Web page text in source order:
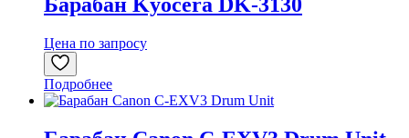
Барабан Kyocera DK-3130
Цена по запросу
Подробнее